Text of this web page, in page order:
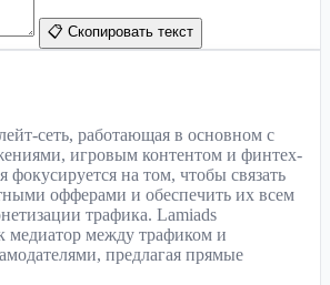
📋 Скопировать текст
сеть, работающая в основном с
игровым контентом и финтех-
на том, чтобы связать
офферами и обеспечить их всем
трафика. Lamiads
медиатор между трафиком и
предлагая прямые